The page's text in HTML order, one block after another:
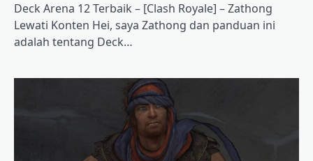
Deck Arena 12 Terbaik – [Clash Royale] – Zathong
Lewati Konten Hei, saya Zathong dan panduan ini
adalah tentang Deck…